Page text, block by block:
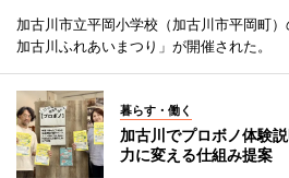
加古川市立平岡小学校（加古川市平岡町
加古川ふれあいまつり」が開催された。
暮らす・働く
加古川でプロボノ体験
力に変える仕組み提案